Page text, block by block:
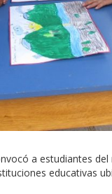
a estudiantes
educativas